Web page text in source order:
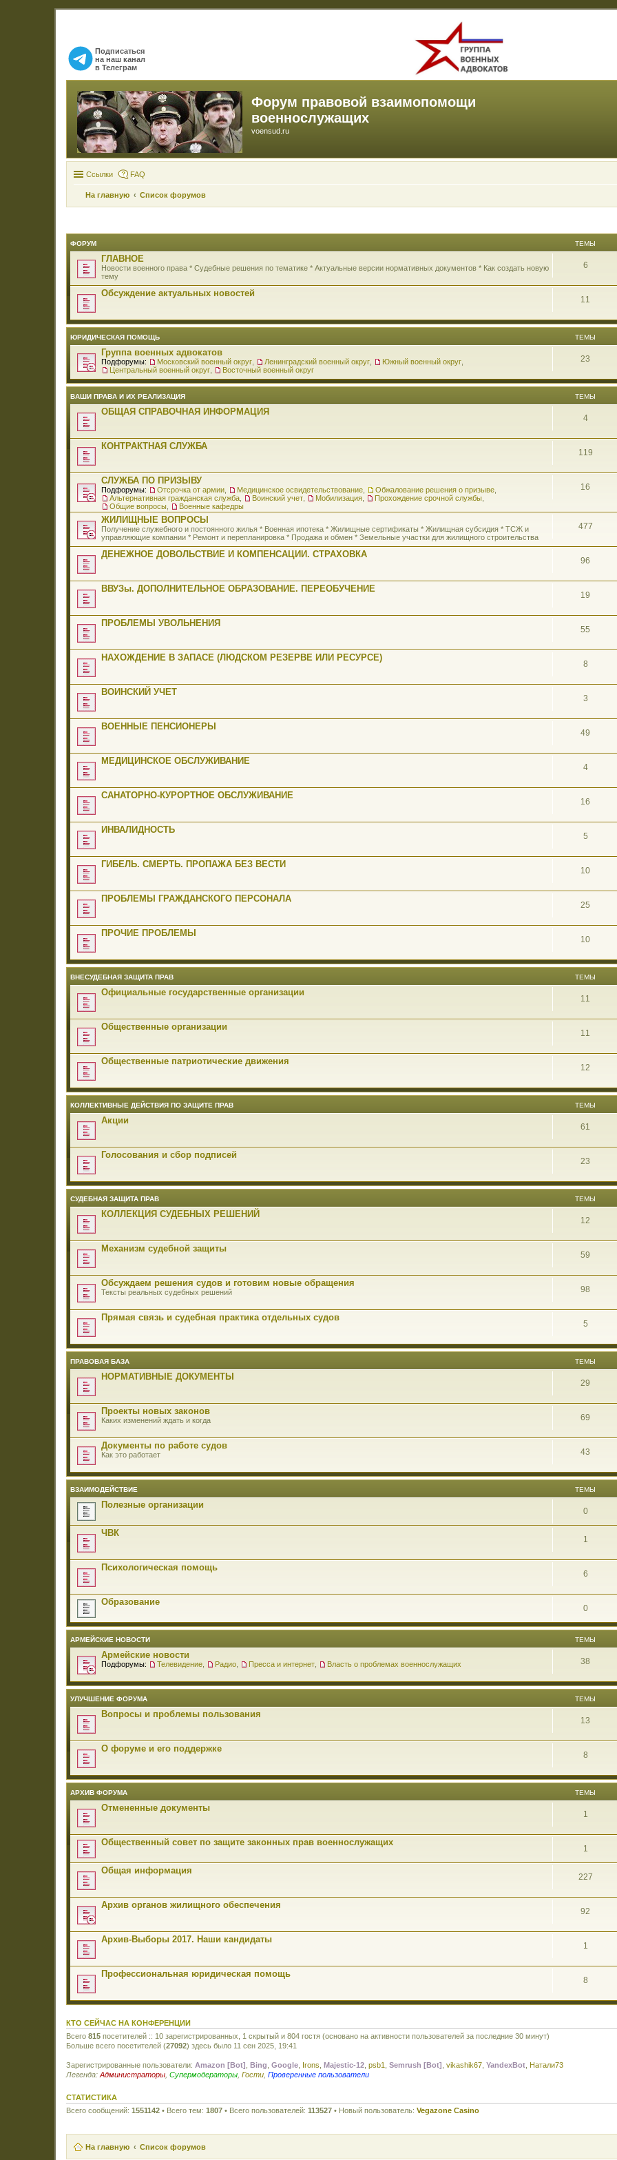
Подписаться
на наш канал
в Телеграм
Форум правовой взаимопомощи
военнослужащих
voensud.ru
Ссылки FAQ
На главную Список форумов
ФОРУМ ТЕМЫ
ГЛАВНОЕ
Новости военного права * Судебные решения по тематике * Актуальные версии нормативных документов * Как создать новую
тему
6
Обсуждение актуальных новостей
11
ЮРИДИЧЕСКАЯ ПОМОЩЬ ТЕМЫ
Группа военных адвокатов
Подфорумы: Московский военный округ Ленинградский военный округ Южный военный округ
Центральный военный округ
Восточный военный округ
23
ВАШИ ПРАВА И ИХ РЕАЛИЗАЦИЯ ТЕМЫ
ОБЩАЯ СПРАВОЧНАЯ ИНФОРМАЦИЯ
4
КОНТРАКТНАЯ СЛУЖБА
119
СЛУЖБА ПО ПРИЗЫВУ
Подфорумы: Отсрочка от армии Медицинское освидетельствование Обжалование решения о призыве
Альтернативная гражданская служба
Воинский учет Мобилизация Прохождение срочной службы
Общие вопросы
Военные кафедры
16
ЖИЛИЩНЫЕ ВОПРОСЫ
Получение служебного и постоянного жилья * Военная ипотека * Жилищные сертификаты * Жилищная субсидия * ТСЖ и
управляющие компании * Ремонт и перепланировка * Продажа и обмен * Земельные участки для жилищного строительства
477
ДЕНЕЖНОЕ ДОВОЛЬСТВИЕ И КОМПЕНСАЦИИ. СТРАХОВКА
96
ВВУЗы. ДОПОЛНИТЕЛЬНОЕ ОБРАЗОВАНИЕ. ПЕРЕОБУЧЕНИЕ
19
ПРОБЛЕМЫ УВОЛЬНЕНИЯ
55
НАХОЖДЕНИЕ В ЗАПАСЕ (ЛЮДСКОМ РЕЗЕРВЕ ИЛИ РЕСУРСЕ)
8
ВОИНСКИЙ УЧЕТ
3
ВОЕННЫЕ ПЕНСИОНЕРЫ
49
МЕДИЦИНСКОЕ ОБСЛУЖИВАНИЕ
4
САНАТОРНО-КУРОРТНОЕ ОБСЛУЖИВАНИЕ
16
ИНВАЛИДНОСТЬ
5
ГИБЕЛЬ. СМЕРТЬ. ПРОПАЖА БЕЗ ВЕСТИ
10
ПРОБЛЕМЫ ГРАЖДАНСКОГО ПЕРСОНАЛА
25
ПРОЧИЕ ПРОБЛЕМЫ
10
ВНЕСУДЕБНАЯ ЗАЩИТА ПРАВ ТЕМЫ
Официальные государственные организации
11
Общественные организации
11
Общественные патриотические движения
12
КОЛЛЕКТИВНЫЕ ДЕЙСТВИЯ ПО ЗАЩИТЕ ПРАВ ТЕМЫ
Акции
61
Голосования и сбор подписей
23
СУДЕБНАЯ ЗАЩИТА ПРАВ ТЕМЫ
КОЛЛЕКЦИЯ СУДЕБНЫХ РЕШЕНИЙ
12
Механизм судебной защиты
59
Обсуждаем решения судов и готовим новые обращения
Тексты реальных судебных решений 98
Прямая связь и судебная практика отдельных судов
5
ПРАВОВАЯ БАЗА ТЕМЫ
НОРМАТИВНЫЕ ДОКУМЕНТЫ
29
Проекты новых законов
Каких изменений ждать и когда 69
Документы по работе судов
Как это работает 43
ВЗАИМОДЕЙСТВИЕ ТЕМЫ
Полезные организации
0
ЧВК
1
Психологическая помощь
6
Образование
0
АРМЕЙСКИЕ НОВОСТИ ТЕМЫ
Армейские новости
Подфорумы: Телевидение Радио Пресса и интернет Власть о проблемах военнослужащих 38
УЛУЧШЕНИЕ ФОРУМА ТЕМЫ
Вопросы и проблемы пользования
13
О форуме и его поддержке
8
АРХИВ ФОРУМА ТЕМЫ
Отмененные документы
1
Общественный совет по защите законных прав военнослужащих
1
Общая информация
227
Архив органов жилищного обеспечения
92
Архив-Выборы 2017. Наши кандидаты
1
Профессиональная юридическая помощь
8
КТО СЕЙЧАС НА КОНФЕРЕНЦИИ
Всего 815 посетителей :: 10 зарегистрированных, 1 скрытый и 804 гостя (основано на активности пользователей за последние 30 минут)
Больше всего посетителей (27092) здесь было 11 сен 2025, 19:41
Зарегистрированные пользователи: Amazon [Bot] Bing Google Irons Majestic-12 psb1 Semrush [Bot] vikashik67 YandexBot Натали73
Легенда: Администраторы Супермодераторы Гости Проверенные пользователи
СТАТИСТИКА
Всего сообщений: 1551142 • Всего тем: 1807 • Всего пользователей: 113527 • Новый пользователь: Vegazone Casino
На главную Список форумов